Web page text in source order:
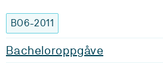
BO6-2011
Bacheloroppgåve